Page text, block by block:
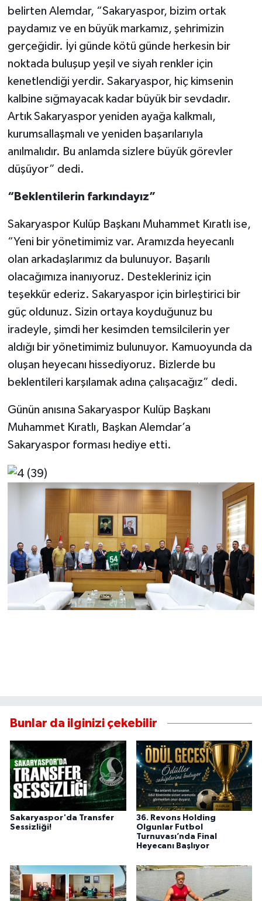
belirten Alemdar, “Sakaryaspor, bizim ortak
paydamız ve en büyük markamız, şehrimizin
gerçeğidir. İyi günde kötü günde herkesin bir
noktada buluşup yeşil ve siyah renkler için
kenetlendiği yerdir. Sakaryaspor, hiç kimsenin
kalbine sığmayacak kadar büyük bir sevdadır.
Artık Sakaryaspor yeniden ayağa kalkmalı,
kurumsallaşmalı ve yeniden başarılarıyla
anılmalıdır. Bu anlamda sizlere büyük görevler
düşüyor” dedi.
“Beklentilerin farkındayız”
Sakaryaspor Kulüp Başkanı Muhammet Kıratlı ise,
“Yeni bir yönetimimiz var. Aramızda heyecanlı
olan arkadaşlarımız da bulunuyor. Başarılı
olacağımıza inanıyoruz. Destekleriniz için
teşekkür ederiz. Sakaryaspor için birleştirici bir
güç oldunuz. Sizin ortaya koyduğunuz bu
iradeyle, şimdi her kesimden temsilcilerin yer
aldığı bir yönetimimiz bulunuyor. Kamuoyunda da
oluşan heyecanı hissediyoruz. Bizlerde bu
beklentileri karşılamak adına çalışacağız” dedi.
Günün anısına Sakaryaspor Kulüp Başkanı
Muhammet Kıratlı, Başkan Alemdar’a
Sakaryaspor forması hediye etti.
Bunlar da ilginizi çekebilir
Sakaryaspor'da Transfer
Sessizliği!
36. Revons Holding
Olgunlar Futbol
Turnuvası’nda Final
Heyecanı Başlıyor